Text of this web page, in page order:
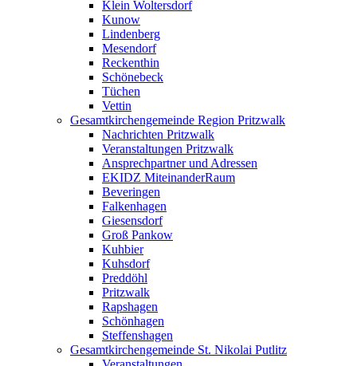
Klein Woltersdorf
Kunow
Lindenberg
Mesendorf
Reckenthin
Schönebeck
Tüchen
Vettin
Gesamtkirchengemeinde Region Pritzwalk
Nachrichten Pritzwalk
Veranstaltungen Pritzwalk
Ansprechpartner und Adressen
EKIDZ MiteinanderRaum
Beveringen
Falkenhagen
Giesensdorf
Groß Pankow
Kuhbier
Kuhsdorf
Preddöhl
Pritzwalk
Rapshagen
Schönhagen
Steffenshagen
Gesamtkirchengemeinde St. Nikolai Putlitz